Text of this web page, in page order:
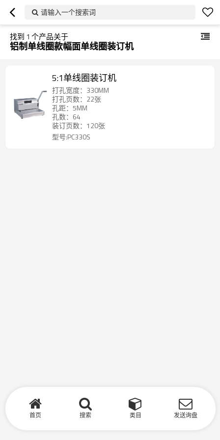
请输入一个搜索词
找到 1 个产品关于
铝制单线圈款幅面单线圈装订机
5:1单线圈装订机
打孔宽度：330MM
打孔页数：22张
孔距：5MM
孔数：64
装订页数：120张
型号:PC330S
首页 搜索 类目 发送询盘